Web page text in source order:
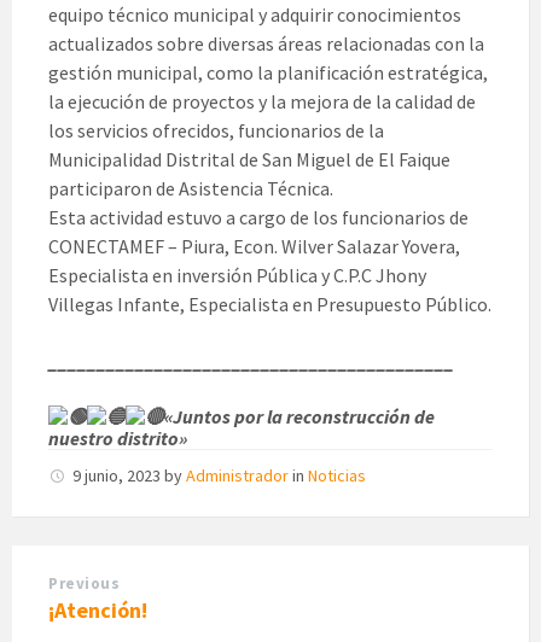
equipo técnico municipal y adquirir conocimientos
actualizados sobre diversas áreas relacionadas con la
gestión municipal, como la planificación estratégica,
la ejecución de proyectos y la mejora de la calidad de
los servicios ofrecidos, funcionarios de la
Municipalidad Distrital de San Miguel de El Faique
participaron de Asistencia Técnica.
Esta actividad estuvo a cargo de los funcionarios de
CONECTAMEF – Piura, Econ. Wilver Salazar Yovera,
Especialista en inversión Pública y C.P.C Jhony
Villegas Infante, Especialista en Presupuesto Público.
«Juntos por la reconstrucción de
nuestro distrito»
9 junio, 2023 byAdministradorin Noticias
Previous
¡Atención!